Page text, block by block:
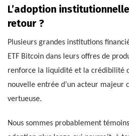
L’adoption
retour ?
Plusieurs grandes institutions
ETF Bitcoin dans leurs offres de
renforce la liquidité et la crédibilité
nouvelle entrée d’un acteur majeur
vertueuse.
Nous sommes probablement